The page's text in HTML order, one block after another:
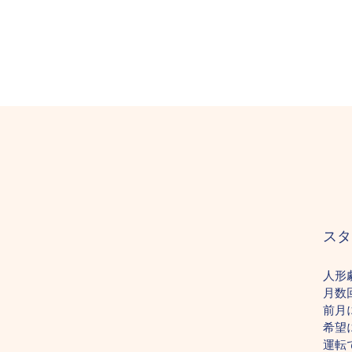
ス
人形
月 数
前月
希望
運転